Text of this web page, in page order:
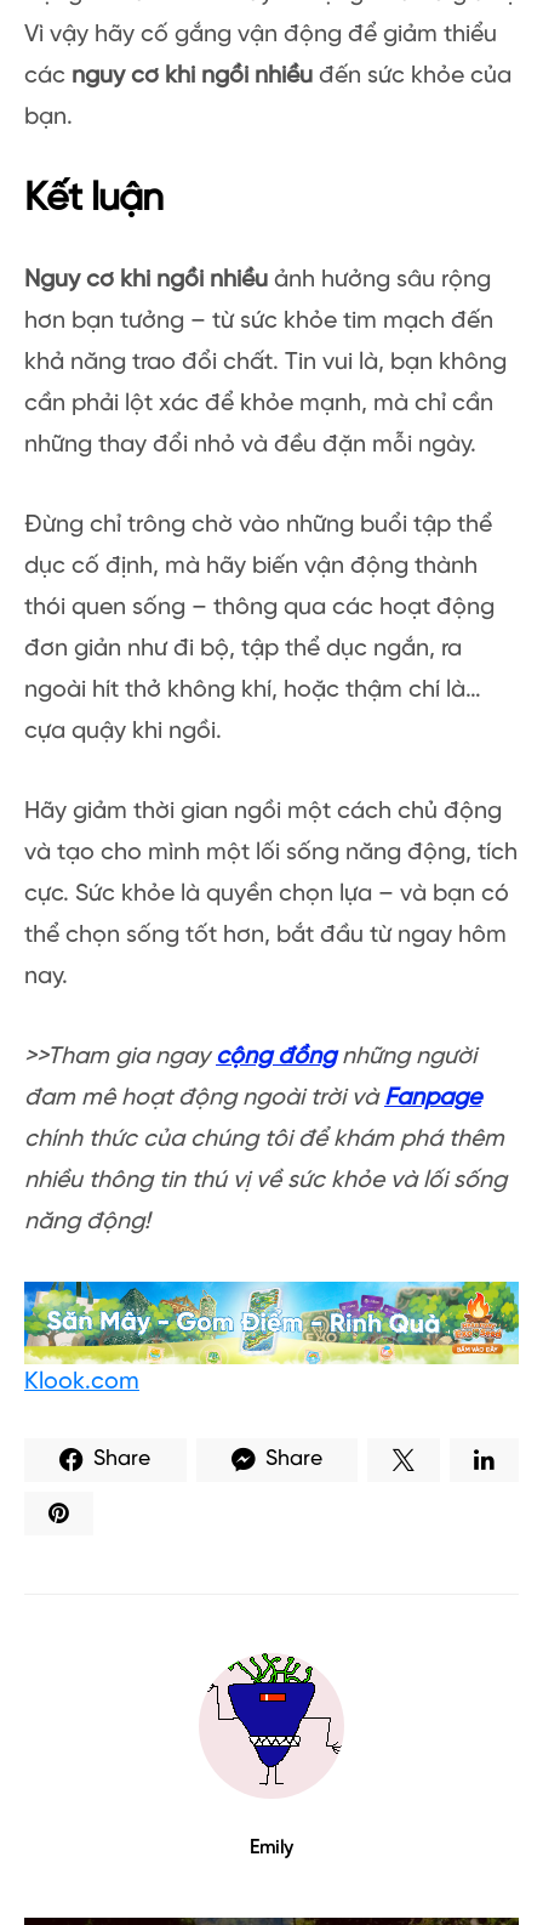
Vì vậy hãy cố gắng vận động để giảm thiểu
các nguy cơ khi ngồi nhiều đến sức khỏe của
bạn.
Kết luận
Nguy cơ khi ngồi nhiều ảnh hưởng sâu rộng
hơn bạn tưởng – từ sức khỏe tim mạch đến
khả năng trao đổi chất. Tin vui là, bạn không
cần phải lột xác để khỏe mạnh, mà chỉ cần
những thay đổi nhỏ và đều đặn mỗi ngày.
Đừng chỉ trông chờ vào những buổi tập thể
dục cố định, mà hãy biến vận động thành
thói quen sống – thông qua các hoạt động
đơn giản như đi bộ, tập thể dục ngắn, ra
ngoài hít thở không khí, hoặc thậm chí là…
cựa quậy khi ngồi.
Hãy giảm thời gian ngồi một cách chủ động
và tạo cho mình một lối sống năng động, tích
cực. Sức khỏe là quyền chọn lựa – và bạn có
thể chọn sống tốt hơn, bắt đầu từ ngay hôm
nay.
>>Tham gia ngaycộng đồngnhững người
đam mê hoạt động ngoài trời vàFanpage
chính thức của chúng tôi để khám phá thêm
nhiều thông tin thú vị về sức khỏe và lối sống
năng động!
Klook.com
Share Share
Emily